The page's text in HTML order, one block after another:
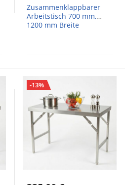
Zusammenklappbarer
Arbeitstisch 700 mm,
1200 mm Breite
-13%